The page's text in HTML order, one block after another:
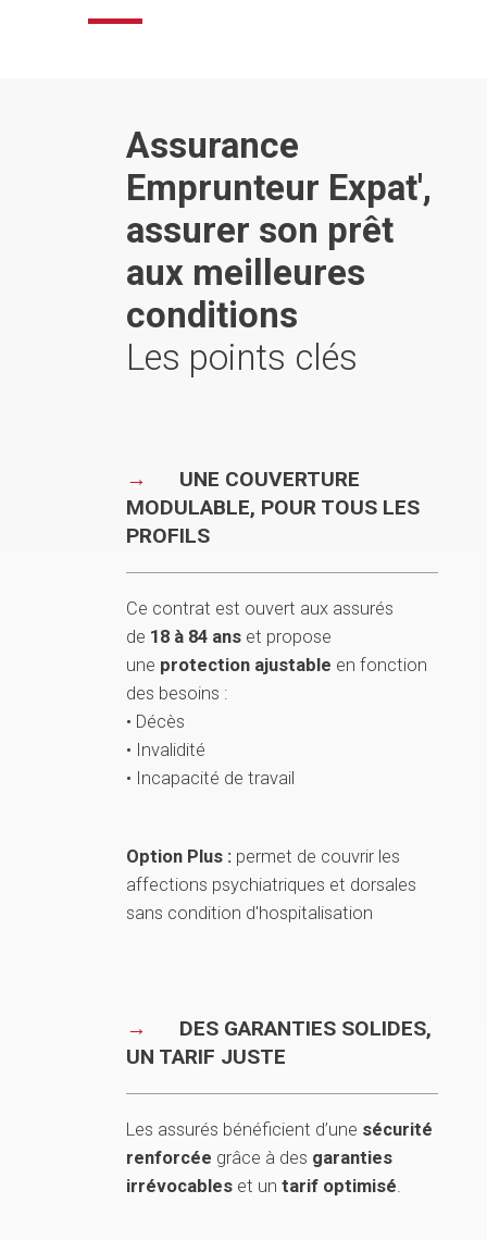
Assurance
Emprunteur Expat',
assurer son prêt
aux meilleures
conditions
Les points clés
UNE COUVERTURE
MODULABLE, POUR TOUS LES
PROFILS
Ce contrat est ouvert aux assurés
de 18 à 84 ans et propose
une protection ajustable en fonction
des besoins :
• Décès
• Invalidité
• Incapacité de travail
Option Plus : permet de couvrir les
affections psychiatriques et dorsales
sans condition d'hospitalisation
DES GARANTIES SOLIDES,
UN TARIF JUSTE
Les assurés bénéficient d’une sécurité
renforcée grâce à des garanties
irrévocables et untarif optimisé.